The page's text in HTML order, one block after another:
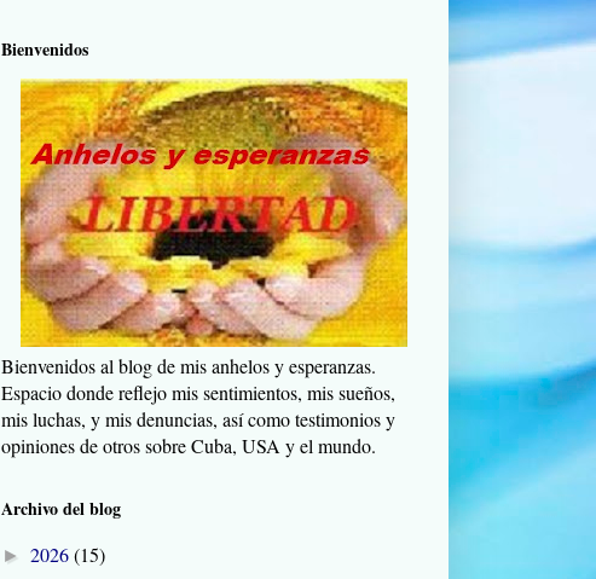
Bienvenidos
Bienvenidos al blog de mis anhelos y esperanzas.
Espacio donde reflejo mis sentimientos, mis sueños,
mis luchas, y mis denuncias, así como testimonios y
opiniones de otros sobre Cuba, USA y el mundo.
Archivo del blog
► 2026(15)